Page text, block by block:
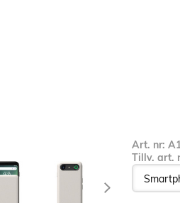
Art. nr:
Tillv. art.